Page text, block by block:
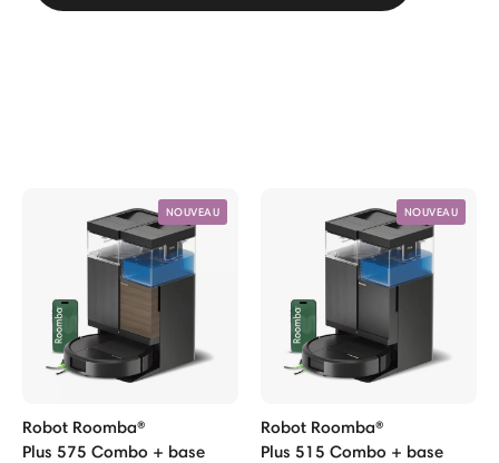
NOUVEAU
Robot Roomba®
Plus 575 Combo + base
NOUVEAU
Robot Roomba®
Plus 515 Combo + base